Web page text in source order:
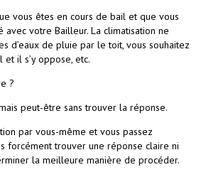
vous êtes en cours de bail et que vous
votre Bailleur. La climatisation ne
d’eaux de pluie par le toit, vous souhaitez
il s’y oppose, etc.
?
peut-être sans trouver la réponse.
par vous-même et vous passez
forcément trouver une réponse claire ni
la meilleure manière de procéder.